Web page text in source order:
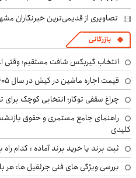
تصاویری از قدیمی‌ترین خبرنگاران
بازرگانی
انتخاب گیربکس شافت مستقیم؛ وقتی
قیمت اجاره ماشین در کیش در سال ۱۴۰۵ چقدر تغییر کرده است؟
چراغ سقفی توکار؛ انتخابی کوچک برای
راهنمای جامع مستمری و حقوق
کلیدی
ثبت برند یا خرید برند آماده : کدام
بررسی ویژگی های فنی جرثقیل ها: هر